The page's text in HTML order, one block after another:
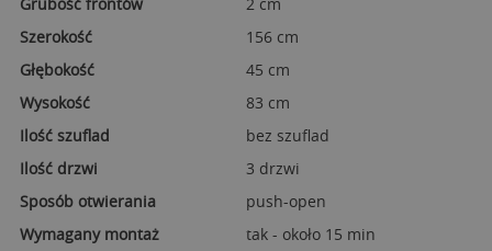
Szerokość
156 cm
Głębokość
45 cm
Wysokość
83 cm
Ilość szuflad
bez szuflad
Ilość drzwi
3 drzwi
Sposób otwierania
push-open
Wymagany montaż
tak - około 15 min